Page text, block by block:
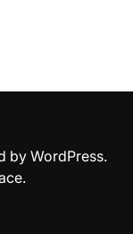
by WordPress.
.